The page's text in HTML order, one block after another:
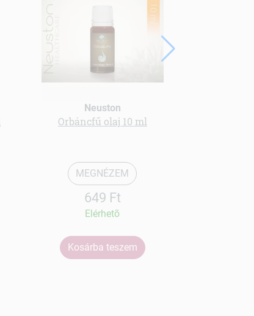
Neuston
Orbáncfű olaj 10 ml
MEGNÉZEM
649 Ft
Elérhetõ
Kosárba teszem